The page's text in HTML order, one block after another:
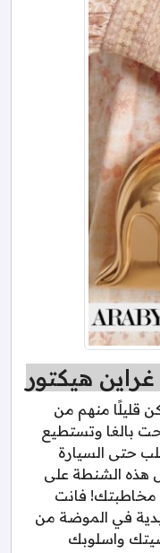
هيكتور
قليلًا منهم من
بالغا وتستطيع
حتى السيارة
هذه الشنطة على
مخاطبتك! فانت
في الموضة من
واسلوبك